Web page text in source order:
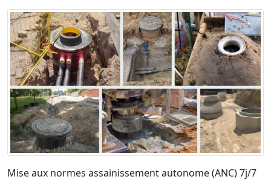
Mise aux normes assainissement autonome (ANC) 7j/7